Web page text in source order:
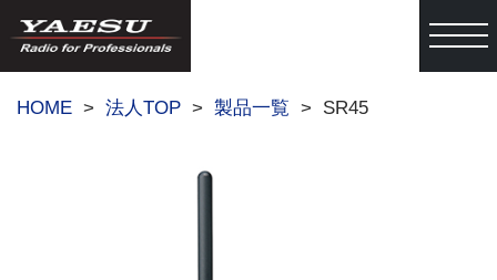
HOME 法人TOP 製品一覧 SR45